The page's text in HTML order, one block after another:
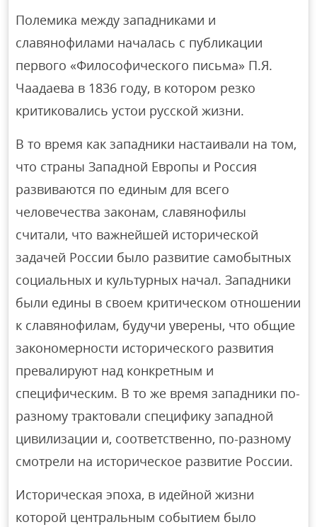
Полемика между западниками и
славянофилами началась с публикации
первого «Философического письма» П.Я.
Чаадаева в 1836 году, в котором резко
критиковались устои русской жизни.
В то время как западники настаивали на том,
что страны Западной Европы и Россия
развиваются по единым для всего
человечества законам, славянофилы
считали, что важнейшей исторической
задачей России было развитие самобытных
социальных и культурных начал. Западники
были едины в своем критическом отношении
к славянофилам, будучи уверены, что общие
закономерности исторического развития
превалируют над конкретным и
специфическим. В то же время западники по-
разному трактовали специфику западной
цивилизации и, соответственно, по-разному
смотрели на историческое развитие России.
Историческая эпоха, в идейной жизни
которой центральным событием было